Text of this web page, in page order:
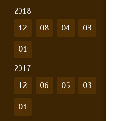
2018
12 08 04 03
01
2017
12 06 05 03
01